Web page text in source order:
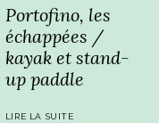
Portofino, les
échappées /
kayak et stand-
up paddle
LIRE LA SUITE